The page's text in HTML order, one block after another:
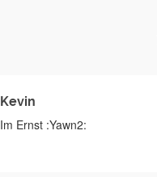
Kevin
Im Ernst :Yawn2: